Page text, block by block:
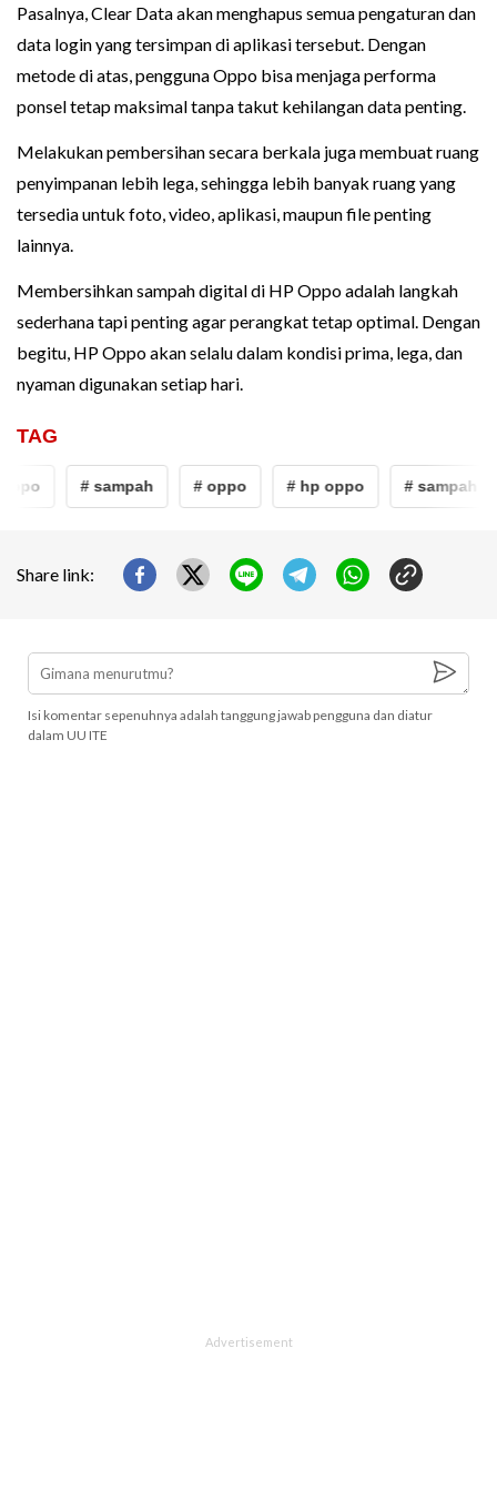
Pasalnya, Clear Data akan menghapus semua pengaturan dan
data login yang tersimpan di aplikasi tersebut. Dengan
metode di atas, pengguna Oppo bisa menjaga performa
ponsel tetap maksimal tanpa takut kehilangan data penting.
Melakukan pembersihan secara berkala juga membuat ruang
penyimpanan lebih lega, sehingga lebih banyak ruang yang
tersedia untuk foto, video, aplikasi, maupun file penting
lainnya.
Membersihkan sampah digital di HP Oppo adalah langkah
sederhana tapi penting agar perangkat tetap optimal. Dengan
begitu, HP Oppo akan selalu dalam kondisi prima, lega, dan
nyaman digunakan setiap hari.
TAG
# sampah # oppo # hp oppo # sampah
Share link:
Isi komentar sepenuhnya adalah tanggung jawab pengguna dan diatur
dalam UU ITE